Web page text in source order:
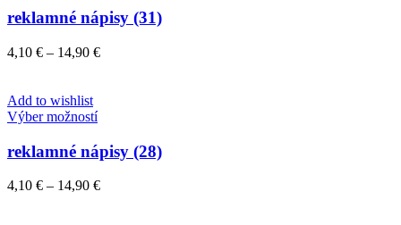
stránke
produktu.
má
viacero
variantov.
vybrať
na
stránke
produktu.
reklamné nápisy (31)
4,10 € – 14,90 €Price
Add to wishlist
Výber možnostíTento
má
viacero
variantov.
reklamné nápisy (28)
4,10 € – 14,90 €Price